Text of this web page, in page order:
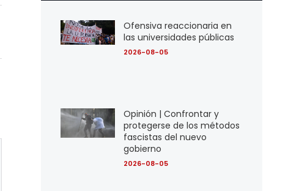
Ofensiva reaccionaria en
las universidades públicas
2026-08-05
Opinión | Confrontar y
protegerse de los métodos
fascistas del nuevo
gobierno
2026-08-05